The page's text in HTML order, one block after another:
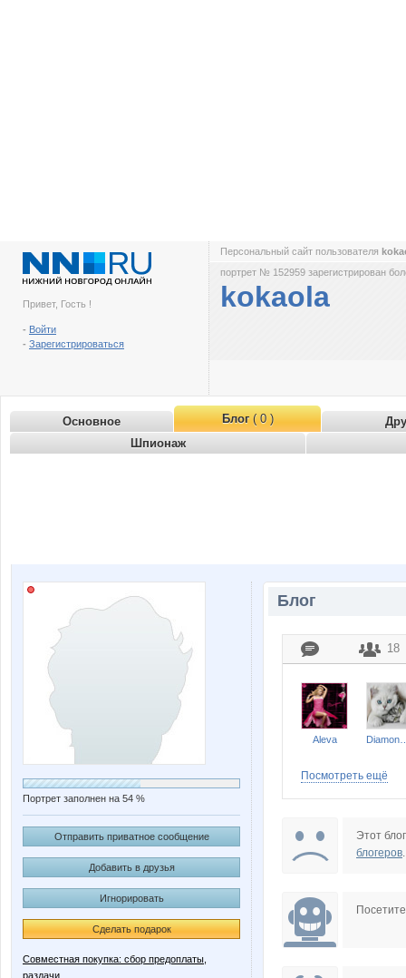
Привет, Гость !
- Войти
- Зарегистрироваться
Персональный сайт пользователя
портрет № 152959 зарегистрирован
kokaola
Основное Блог( 0 )
Шпионаж
Портрет заполнен на 54 %
Отправить приватное сообщение
Добавить в друзья
Игнорировать
Сделать подарок
Совместная покупка: сбор предоплаты,
раздачи
Блог
18
Aleva
Посмотреть ещё
Этот
блогеров.